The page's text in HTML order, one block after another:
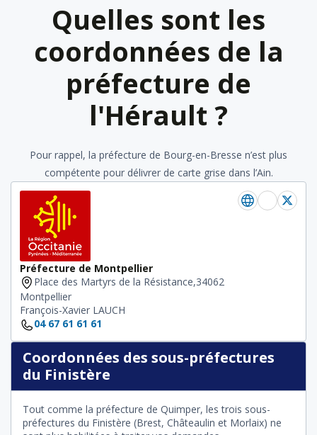
Quelles sont les
coordonnées de la
préfecture de
l'Hérault ?
Pour rappel, la préfecture de Bourg-en-Bresse n’est plus
compétente pour délivrer de carte grise dans l’Ain.
Préfecture de Montpellier
Place des Martyrs de la Résistance,34062
Montpellier
François-Xavier LAUCH
04 67 61 61 61
Coordonnées des sous-préfectures
du Finistère
Tout comme la préfecture de Quimper, les trois sous-
préfectures du Finistère (Brest, Châteaulin et Morlaix) ne